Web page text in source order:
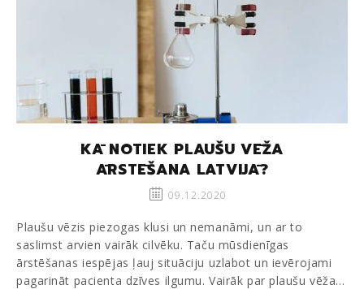
KĀ NOTIEK PLAUŠU VĒŽA
ĀRSTĒŠANA LATVIJĀ?
09.12.2020
Plaušu vēzis piezogas klusi un nemanāmi, un ar to
saslimst arvien vairāk cilvēku. Taču mūsdienīgas
ārstēšanas iespējas ļauj situāciju uzlabot un ievērojami
pagarināt pacienta dzīves ilgumu. Vairāk par plaušu vēža…